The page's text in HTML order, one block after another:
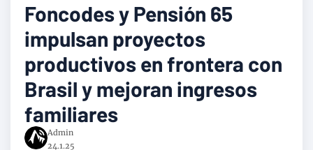
Foncodes y Pensión 65
impulsan proyectos
productivos en frontera con
Brasil y mejoran ingresos
familiares
Admin
24.1.25